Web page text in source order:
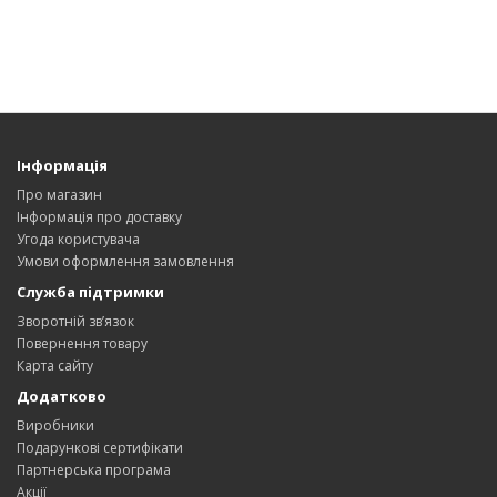
Інформація
Про магазин
Інформація про доставку
Угода користувача
Умови оформлення замовлення
Служба підтримки
Зворотній зв’язок
Повернення товару
Карта сайту
Додатково
Виробники
Подарункові сертифікати
Партнерська програма
Акції